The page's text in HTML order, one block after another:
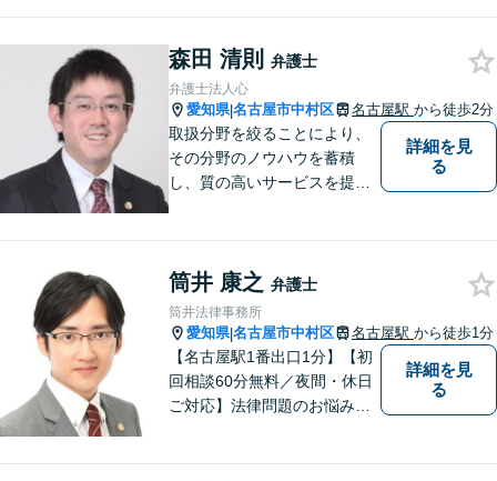
森田 清則 弁護士
弁護士法人心
愛知県|名古屋市中村区 名古屋駅 から徒歩2分
取扱分野を絞ることにより、
その分野のノウハウを蓄積
し、質の高いサービスを提供
相談ください。
詳細を見
る
筒井 康之 弁護士
筒井法律事務所
愛知県|名古屋市中村区 名古屋駅 から徒歩1分
【名古屋駅1番出口1分】【初
回相談60分無料／夜間・休日
ご対応】法律問題のお悩みは
詳細を見
る